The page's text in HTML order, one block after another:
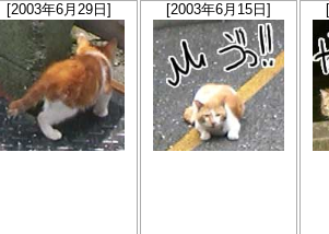
[2003年6月29日] [2003年6月15日]